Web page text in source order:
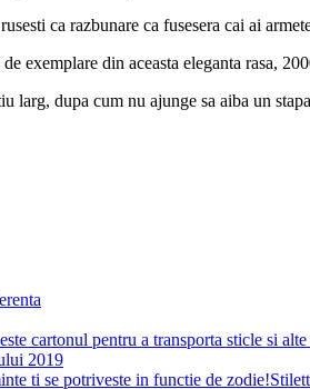
ca razbunare ca fusesera cai ai
exemplare din aceasta eleganta rasa,
dupa cum nu ajunge sa aiba un
cartonul pentru a transporta sticle si
2019